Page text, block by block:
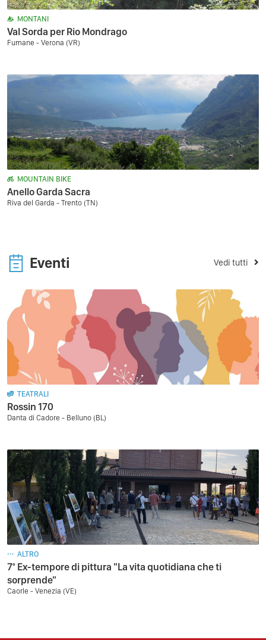
MONTANI
Val Sorda per Rio Mondrago
Fumane - Verona (VR)
MOUNTAIN BIKE
Anello Garda Sacra
Riva del Garda - Trento (TN)
Eventi Vedi tutti
TEATRALI
Rossin 170
Danta di Cadore - Belluno (BL)
ALTRO
7° Ex-tempore di pittura "La vita quotidiana che ti
sorprende"
Caorle - Venezia (VE)